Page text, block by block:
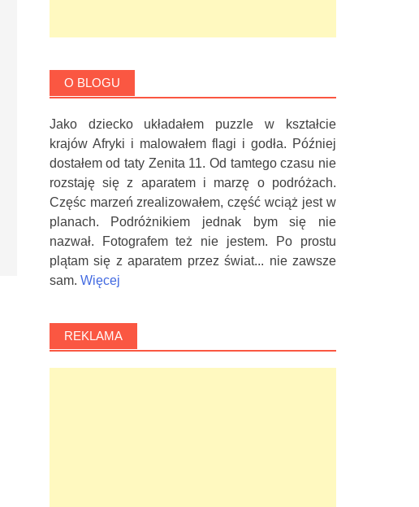
O BLOGU
Jako dziecko układałem puzzle w kształcie
krajów Afryki i malowałem flagi i godła. Później
dostałem od taty Zenita 11. Od tamtego czasu nie
rozstaję się z aparatem i marzę o podróżach.
Częśc marzeń zrealizowałem, część wciąż jest w
planach. Podróżnikiem jednak bym się nie
nazwał. Fotografem też nie jestem. Po prostu
plątam się z aparatem przez świat... nie zawsze
sam. Więcej
REKLAMA